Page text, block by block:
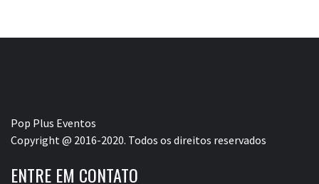
Pop Plus Eventos
Copyright @ 2016-2020. Todos os direitos reservados
ENTRE EM CONTATO